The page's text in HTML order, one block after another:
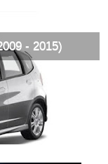
- 2015)